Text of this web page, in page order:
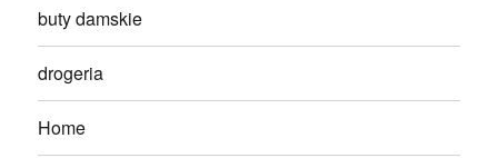
buty damskie
drogeria
Home